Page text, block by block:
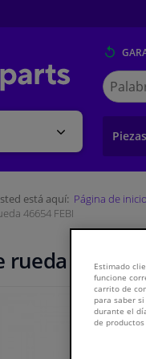
Buscar
en
está aquí: Página de inicio
46654 FEBI
rueda 46654
Estimado
funcione
carrito de
para saber
durante el
de